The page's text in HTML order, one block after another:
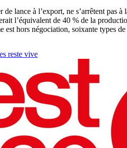
lance à l’export, ne s’arrêtent
l’équivalent de 40 % de la
hors négociation, soixante types
reste vive